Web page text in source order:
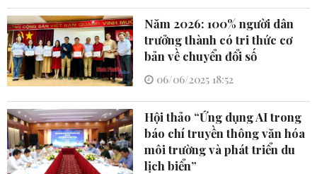
Năm 2026: 100% người dân
trưởng thành có tri thức cơ
bản về chuyển đổi số
06/06/2025 18:52
Hội thảo “Ứng dụng AI trong
báo chí truyền thông văn hóa
môi trường và phát triển du
lịch biển”